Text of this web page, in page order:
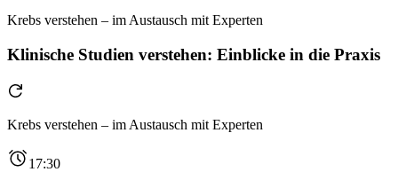
Krebs verstehen – im Austausch mit Experten
Klinische Studien verstehen: Einblicke in die Praxis
Krebs verstehen – im Austausch mit Experten
17:30